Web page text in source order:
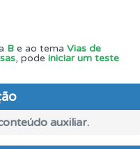
B e ao tema Vias de
, pode iniciar um teste
auxiliar.